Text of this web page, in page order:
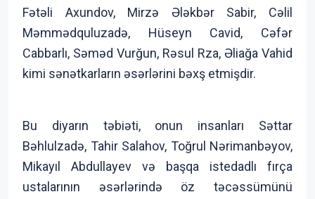
Fətəli Axundov, Mirzə Ələkbər Sabir, Cəlil
Məmmədquluzadə, Hüseyn Cavid, Cəfər
Cabbarlı, Səməd Vurğun, Rəsul Rza, Əliağa Vahid
kimi sənətkarların əsərlərini bəxş etmişdir.
Bu diyarın təbiəti, onun insanları Səttar
Bəhlulzadə, Tahir Salahov, Toğrul Nərimanbəyov,
Mikayıl Abdullayev və başqa istedadlı fırça
ustalarının əsərlərində öz təcəssümünü